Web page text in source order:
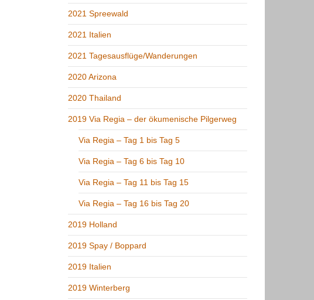
2021 Spreewald
2021 Italien
2021 Tagesausflüge/Wanderungen
2020 Arizona
2020 Thailand
2019 Via Regia – der ökumenische Pilgerweg
Via Regia – Tag 1 bis Tag 5
Via Regia – Tag 6 bis Tag 10
Via Regia – Tag 11 bis Tag 15
Via Regia – Tag 16 bis Tag 20
2019 Holland
2019 Spay / Boppard
2019 Italien
2019 Winterberg